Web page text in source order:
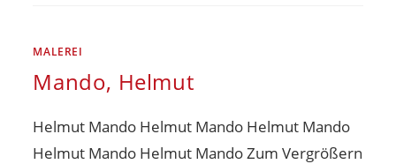
MALEREI
Mando, Helmut
Helmut Mando Helmut Mando Helmut Mando
Helmut Mando Helmut Mando Zum Vergrößern